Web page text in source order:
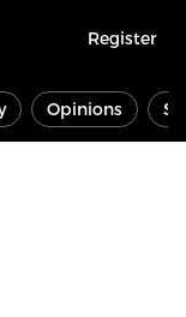
Register
Opinions